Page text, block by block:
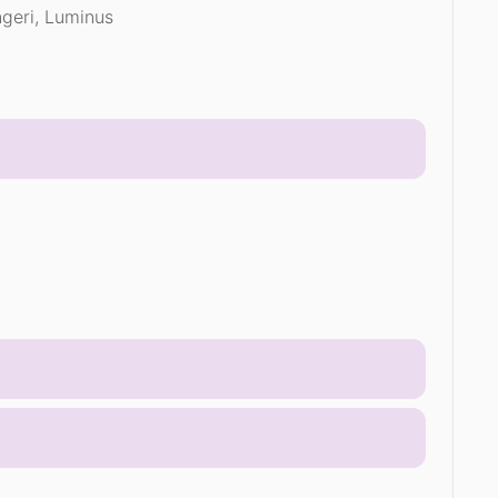
Luminus